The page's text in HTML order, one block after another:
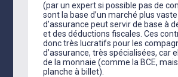
(par un expert si possible pas de
sont la base d’un marché plus
d’assurance peut servir de base à
et des déductions fiscales. Ces
donc très lucratifs pour les
d’assurance, très spécialisées, car
de la monnaie (comme la BCE,
planche à billet).